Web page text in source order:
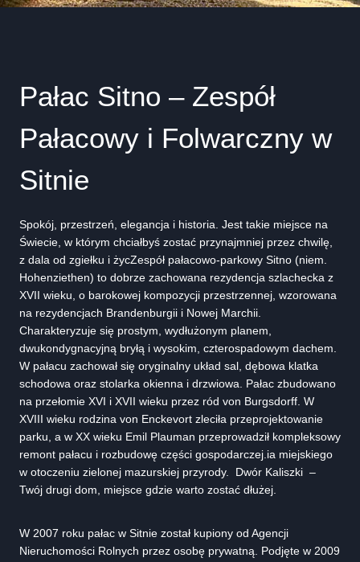
Pałac Sitno – Zespół
Pałacowy i Folwarczny w
Sitnie
Spokój, przestrzeń, elegancja i historia. Jest takie miejsce na
Świecie, w którym chciałbyś zostać przynajmniej przez chwilę,
z dala od zgiełku i życZespół pałacowo-parkowy Sitno (niem.
Hohenziethen) to dobrze zachowana rezydencja szlachecka z
XVII wieku, o barokowej kompozycji przestrzennej, wzorowana
na rezydencjach Brandenburgii i Nowej Marchii.
Charakteryzuje się prostym, wydłużonym planem,
dwukondygnacyjną bryłą i wysokim, czterospadowym dachem.
W pałacu zachował się oryginalny układ sal, dębowa klatka
schodowa oraz stolarka okienna i drzwiowa. Pałac zbudowano
na przełomie XVI i XVII wieku przez ród von Burgsdorff. W
XVIII wieku rodzina von Enckevort zleciła przeprojektowanie
parku, a w XX wieku Emil Plauman przeprowadził kompleksowy
remont pałacu i rozbudowę części gospodarczej.ia miejskiego
w otoczeniu zielonej mazurskiej przyrody. Dwór Kaliszki –
Twój drugi dom, miejsce gdzie warto zostać dłużej.
W 2007 roku pałac w Sitnie został kupiony od Agencji
Nieruchomości Rolnych przez osobę prywatną. Podjęte w 2009